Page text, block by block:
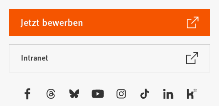
Jetzt bewerben
(Öffnet
in
einem
neuen
Tab)
Intranet
(Öffnet
neuen
Besuchen